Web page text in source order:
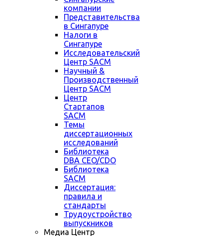
компании
Представительства
в Сингапуре
Налоги в
Сингапуре
Исследовательский
Центр SACM
Научный &
Производственный
Центр SACM
Центр
Стартапов
SACM
Темы
диссертационных
исследований
Библиотека
DBA CEO/CDO
Библиотека
SACM
Диссертация:
правила и
стандарты
Трудоустройство
выпускников
Медиа Центр